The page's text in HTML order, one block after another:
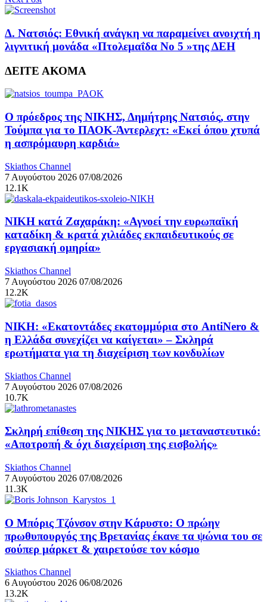
Δ. Νατσιός: Εθνική ανάγκη να παραμείνει ανοιχτή η
λιγνιτική μονάδα «Πτολεμαΐδα Νο 5 »της ΔΕΗ
ΔΕΙΤΕ ΑΚΟΜΑ
Ο πρόεδρος της ΝΙΚΗΣ, Δημήτρης Νατσιός, στην
Τούμπα για το ΠΑΟΚ-Άντερλεχτ: «Εκεί όπου χτυπά
η ασπρόμαυρη καρδιά»
Skiathos Channel
7 Αυγούστου 2026 07/08/2026
12.1K
ΝΙΚΗ κατά Ζαχαράκη: «Αγνοεί την ευρωπαϊκή
καταδίκη & κρατά χιλιάδες εκπαιδευτικούς σε
εργασιακή ομηρία»
Skiathos Channel
7 Αυγούστου 2026 07/08/2026
12.2K
ΝΙΚΗ: «Εκατοντάδες εκατομμύρια στο AntiNero &
η Ελλάδα συνεχίζει να καίγεται» – Σκληρά
ερωτήματα για τη διαχείριση των κονδυλίων
Skiathos Channel
7 Αυγούστου 2026 07/08/2026
10.7K
Σκληρή επίθεση της ΝΙΚΗΣ για το μεταναστευτικό:
«Αποτροπή & όχι διαχείριση της εισβολής»
Skiathos Channel
7 Αυγούστου 2026 07/08/2026
11.3K
Ο Μπόρις Τζόνσον στην Κάρυστο: Ο πρώην
πρωθυπουργός της Βρετανίας έκανε τα ψώνια του σε
σούπερ μάρκετ & χαιρετούσε τον κόσμο
Skiathos Channel
6 Αυγούστου 2026 06/08/2026
13.2K